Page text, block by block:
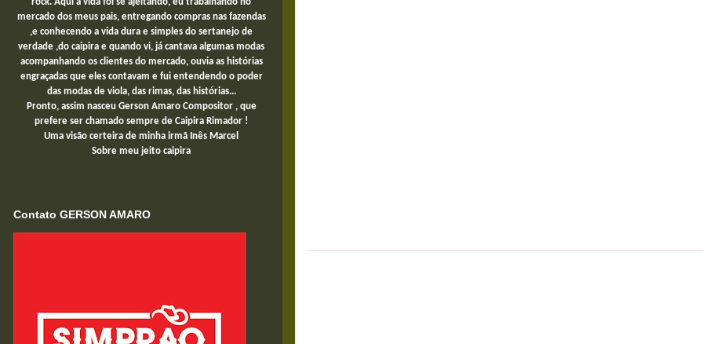
rock. Aqui a vida foi se ajeitando, eu trabalhando no
mercado dos meus pais, entregando compras nas fazendas
,e conhecendo a vida dura e simples do sertanejo de
verdade ,do caipira e quando vi, já cantava algumas modas
acompanhando os clientes do mercado, ouvia as histórias
engraçadas que eles contavam e fui entendendo o poder
das modas de viola, das rimas, das histórias...
Pronto, assim nasceu Gerson Amaro Compositor , que
prefere ser chamado sempre de Caipira Rimador !
Uma visão certeira de minha irmã Inês Marcel
Sobre meu jeito caipira
Contato GERSON AMARO